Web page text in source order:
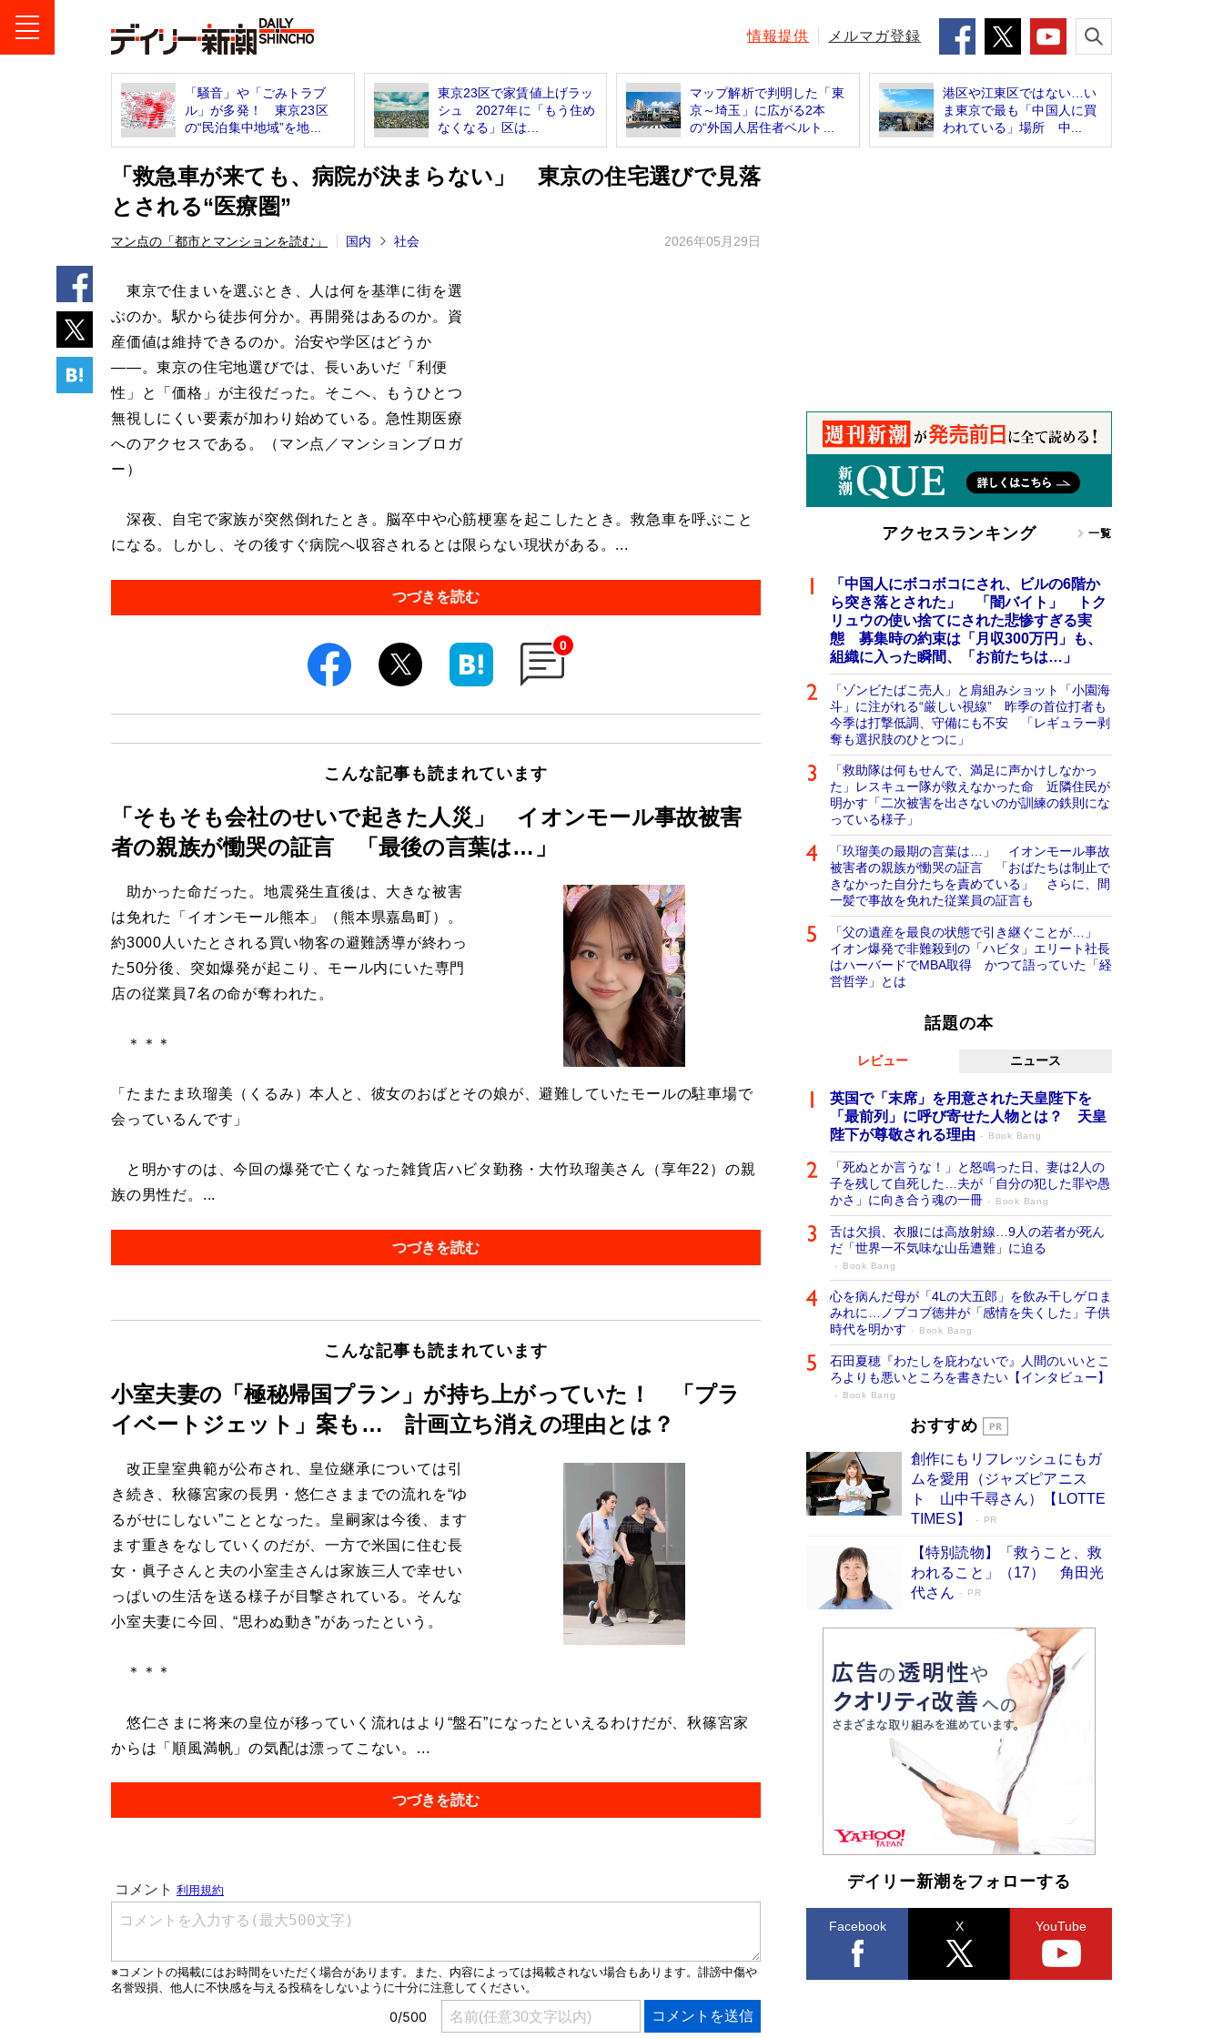
情報提供 メルマガ登録
「騒音」や「ごみトラブ
ル」が多発！ 東京23区
の“民泊集中地域”を地...
東京23区で家賃値上げラッ
シュ 2027年に「もう住め
なくなる」区は...
マップ解析で判明した「東
京～埼玉」に広がる2本
の“外国人居住者ベルト...
港区や江東区ではない…い
ま東京で最も「中国人に買
われている」場所 中...
「救急車が来ても、病院が決まらない」 東京の住宅選びで見落
とされる“医療圏”
マン点の「都市とマンションを読む」 国内 社会 2026年05月29日
東京で住まいを選ぶとき、人は何を基準に街を選
ぶのか。駅から徒歩何分か。再開発はあるのか。資
産価値は維持できるのか。治安や学区はどうか
――。東京の住宅地選びでは、長いあいだ「利便
性」と「価格」が主役だった。そこへ、もうひとつ
無視しにくい要素が加わり始めている。急性期医療
へのアクセスである。（マン点／マンションブロガ
ー）
深夜、自宅で家族が突然倒れたとき。脳卒中や心筋梗塞を起こしたとき。救急車を呼ぶこと
になる。しかし、その後すぐ病院へ収容されるとは限らない現状がある。...
つづきを読む
0
こんな記事も読まれています
「そもそも会社のせいで起きた人災」 イオンモール事故被害
者の親族が慟哭の証言 「最後の言葉は…」
助かった命だった。地震発生直後は、大きな被害
は免れた「イオンモール熊本」（熊本県嘉島町）。
約3000人いたとされる買い物客の避難誘導が終わっ
た50分後、突如爆発が起こり、モール内にいた専門
店の従業員7名の命が奪われた。
＊＊＊
「たまたま玖瑠美（くるみ）本人と、彼女のおばとその娘が、避難していたモールの駐車場で
会っているんです」
と明かすのは、今回の爆発で亡くなった雑貨店ハビタ勤務・大竹玖瑠美さん（享年22）の親
族の男性だ。...
つづきを読む
こんな記事も読まれています
小室夫妻の「極秘帰国プラン」が持ち上がっていた！ 「プラ
イベートジェット」案も… 計画立ち消えの理由とは？
改正皇室典範が公布され、皇位継承については引
き続き、秋篠宮家の長男・悠仁さままでの流れを“ゆ
るがせにしない”こととなった。皇嗣家は今後、ます
ます重きをなしていくのだが、一方で米国に住む長
女・眞子さんと夫の小室圭さんは家族三人で幸せい
っぱいの生活を送る様子が目撃されている。そんな
小室夫妻に今回、“思わぬ動き”があったという。
＊＊＊
悠仁さまに将来の皇位が移っていく流れはより“盤石”になったといえるわけだが、秋篠宮家
からは「順風満帆」の気配は漂ってこない。...
つづきを読む
アクセスランキング 一覧
「中国人にボコボコにされ、ビルの6階か
ら突き落とされた」 「闇バイト」 トク
リュウの使い捨てにされた悲惨すぎる実
態 募集時の約束は「月収300万円」も、
組織に入った瞬間、「お前たちは…」
「ゾンビたばこ売人」と肩組みショット「小園海
斗」に注がれる“厳しい視線” 昨季の首位打者も
今季は打撃低調、守備にも不安 「レギュラー剥
奪も選択肢のひとつに」
「救助隊は何もせんで、満足に声かけしなかっ
た」レスキュー隊が救えなかった命 近隣住民が
明かす「二次被害を出さないのが訓練の鉄則にな
っている様子」
「玖瑠美の最期の言葉は…」 イオンモール事故
被害者の親族が慟哭の証言 「おばたちは制止で
きなかった自分たちを責めている」 さらに、間
一髪で事故を免れた従業員の証言も
「父の遺産を最良の状態で引き継ぐことが…」
イオン爆発で非難殺到の「ハビタ」エリート社長
はハーバードでMBA取得 かつて語っていた「経
営哲学」とは
話題の本
レビュー ニュース
英国で「末席」を用意された天皇陛下を
「最前列」に呼び寄せた人物とは？ 天皇
陛下が尊敬される理由
Book Bang
「死ぬとか言うな！」と怒鳴った日、妻は2人の
子を残して自死した…夫が「自分の犯した罪や愚
かさ」に向き合う魂の一冊
Book Bang
舌は欠損、衣服には高放射線…9人の若者が死ん
だ「世界一不気味な山岳遭難」に迫る
Book Bang
心を病んだ母が「4Lの大五郎」を飲み干しゲロま
みれに…ノブコブ徳井が「感情を失くした」子供
時代を明かす
Book Bang
石田夏穂『わたしを庇わないで』人間のいいとこ
ろよりも悪いところを書きたい【インタビュー】
Book Bang
73歳でも働くしかない 「老後レス時代」
「なんで？ そんな馬鹿な……」90歳になった作
家・阿刀田高さんが、ひとり暮らしの生活を明か
す
Book Bang
グに『容疑者Xの献身』『白夜行』など代表作が
並ぶ［文庫ベストセラー］
Book Bang
和田秀樹の70代、80代向け新書がベスト3を独
「『火垂るの墓』は、大嘘である」原作者が抱き
続けた“自責の念”とは…「自己憐憫は描きたくな
い」監督が徹底的にこだわったこと（後編） #
戦争の記憶
Book Bang
おすすめ
創作にもリフレッシュにもガ
ムを愛用（ジャズピアニス
ト 山中千尋さん）【LOTTE
TIMES】
PR
【特別読物】「救うこと、救
われること」（17） 角田光
代さん
PR
デイリー新潮をフォローする
Facebook X YouTube